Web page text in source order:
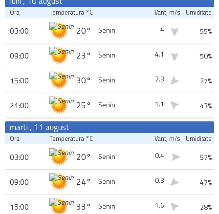
Ora Temperatura °C Vant, m/s Umiditate
03:00 20° Senin 4 55%
09:00 23° Senin 4.1 50%
15:00 30° Senin 2.3 27%
21:00 25° Senin 1.1 43%
marti , 11 august
Ora Temperatura °C Vant, m/s Umiditate
03:00 20° Senin 0.4 57%
09:00 24° Senin 0.3 47%
15:00 33° Senin 1.6 28%